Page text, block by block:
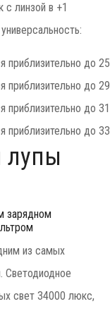
с линзой в +1
приблизительно до
приблизительно до
приблизительно до
приблизительно до
лупы
зарядном
из самых
Светодиодное
свет 34000 люкс,